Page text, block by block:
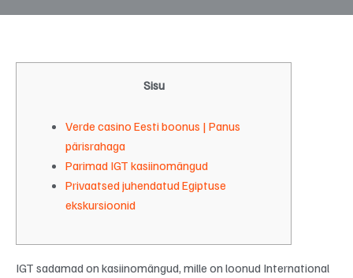
Sisu
Verde casino Eesti boonus | Panus
pärisrahaga
Parimad IGT kasiinomängud
Privaatsed juhendatud Egiptuse
ekskursioonid
IGT sadamad on kasiinomängud, mille on loonud International